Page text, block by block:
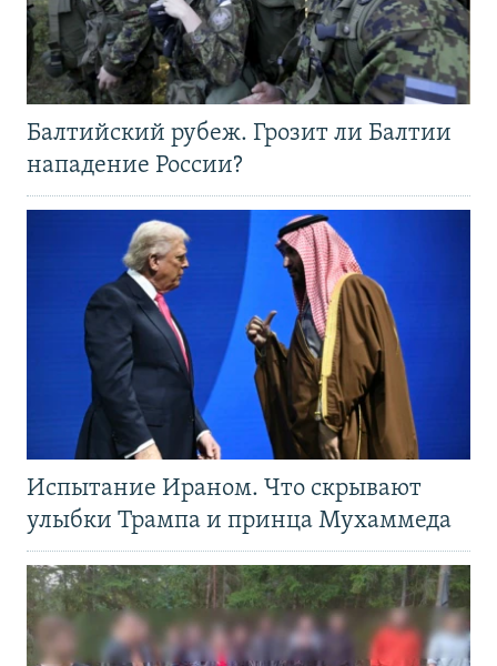
Балтийский рубеж. Грозит ли Балтии
нападение России?
Испытание Ираном. Что скрывают
улыбки Трампа и принца Мухаммеда